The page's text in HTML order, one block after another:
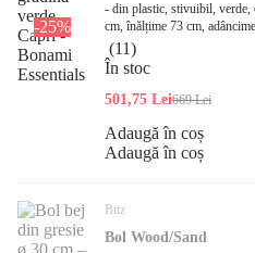
-25%
- din plastic, stivuibil, verde,
cm, înălțime 73 cm,
(11)
În stoc
501,75 Lei669 Lei
Adaugă în coș
Adaugă în coș
Bitz
Bol Wood/Sand